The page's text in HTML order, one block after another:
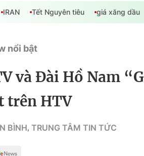
Thể thao
Quốc tế
Văn hóa -
Công nghệ Phóng sự
IRAN Tết Nguyên tiêu giá xăng dầu
nổi bật
và Đài Hồ Nam
trên HTV
BÌNH, TRUNG TÂM TIN TỨC